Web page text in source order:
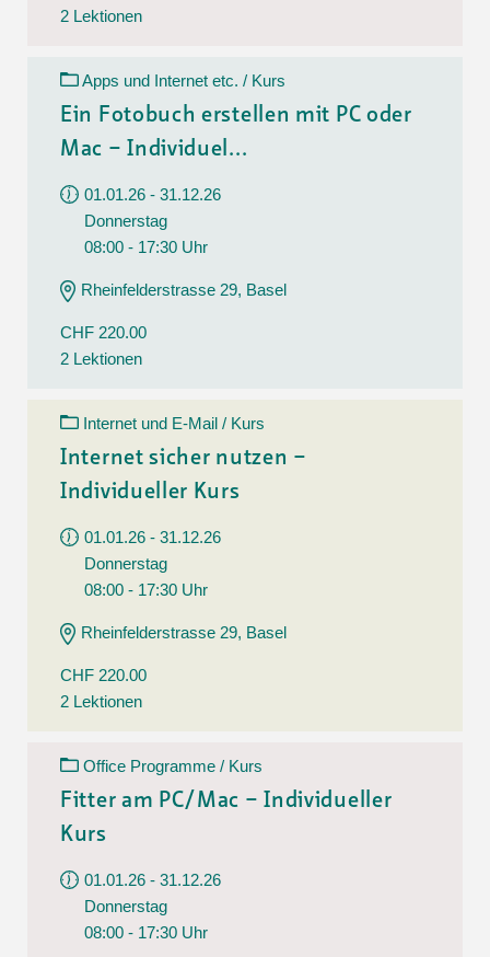
2 Lektionen
Apps und Internet etc. / Kurs
Ein Fotobuch erstellen mit PC oder
Mac – Individuel...
01.01.26 - 31.12.26
Donnerstag
08:00 - 17:30 Uhr
Rheinfelderstrasse 29, Basel
CHF 220.00
2 Lektionen
Internet und E-Mail / Kurs
Internet sicher nutzen –
Individueller Kurs
01.01.26 - 31.12.26
Donnerstag
08:00 - 17:30 Uhr
Rheinfelderstrasse 29, Basel
CHF 220.00
2 Lektionen
Office Programme / Kurs
Fitter am PC/Mac – Individueller
Kurs
01.01.26 - 31.12.26
Donnerstag
08:00 - 17:30 Uhr